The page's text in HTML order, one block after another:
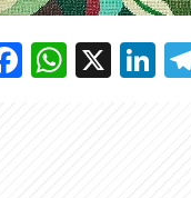
Facebook
X